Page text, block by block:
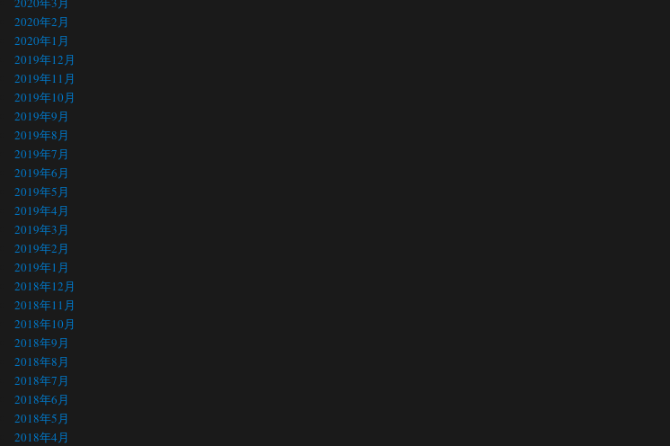
2020年2月
2020年1月
2019年12月
2019年11月
2019年10月
2019年9月
2019年8月
2019年7月
2019年6月
2019年5月
2019年4月
2019年3月
2019年2月
2019年1月
2018年12月
2018年11月
2018年10月
2018年9月
2018年8月
2018年7月
2018年6月
2018年5月
2018年4月